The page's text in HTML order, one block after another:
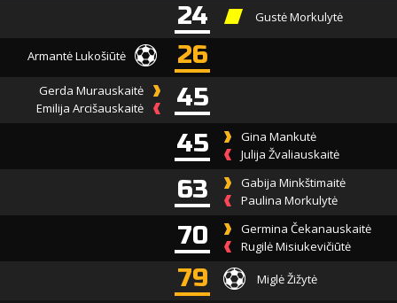
24 Gustė Morkulytė
Armantė Lukošiūtė 26
Gerda Murauskaitė
Emilija Arcišauskaitė
45
45
Gina Mankutė
Julija Žvaliauskaitė
63
Gabija Minkštimaitė
Paulina Morkulytė
70
Germina Čekanauskaitė
Rugilė Misiukevičiūtė
79 Miglė Žižytė